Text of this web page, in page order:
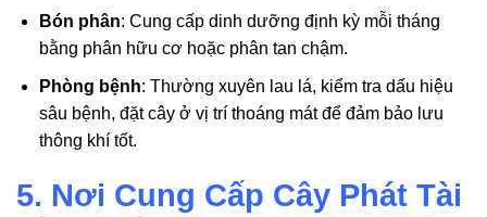
Bón phân: Cung cấp dinh dưỡng định kỳ mỗi tháng
bằng phân hữu cơ hoặc phân tan chậm.
Phòng bệnh: Thường xuyên lau lá, kiểm tra dấu hiệu
sâu bệnh, đặt cây ở vị trí thoáng mát để đảm bảo lưu
thông khí tốt.
5. Nơi Cung Cấp Cây Phát Tài